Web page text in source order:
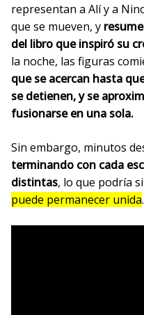
representan a Alí y a
que se mueven, y
del libro que inspiró su
la noche, las figuras
que se acercan hasta
se detienen, y se
fusionarse en una sola.
Sin embargo, minutos
terminando con cada
distintas, lo que podría
puede permanecer unida.